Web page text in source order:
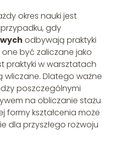
okres nauki jest
gdy
odbywają praktyki
być zaliczane jako
praktyki w warsztatach
wliczane. Dlatego ważne
poszczególnymi
na obliczanie stażu
formy kształcenia może
dla przyszłego rozwoju